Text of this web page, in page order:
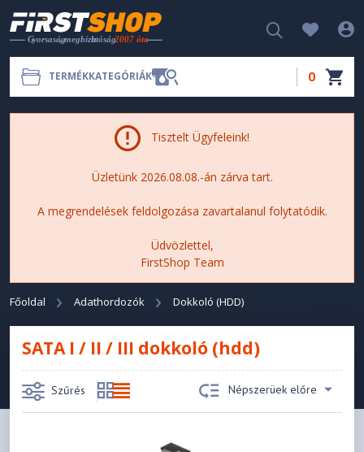
TERMÉKKATEGÓRIÁK 0
Tisztelt Ügyfeleink!
Üzletünk 2026.08.08.-án zárva tart.
A megrendelések feldolgozása zavartalanul folytatódik.
Üdvözlettel,
FirstShop Team
Főoldal Adathordozók Dokkoló (HDD)
SATA I / II / III dokkoló (hdd)
Szűrés Népszerüek előre